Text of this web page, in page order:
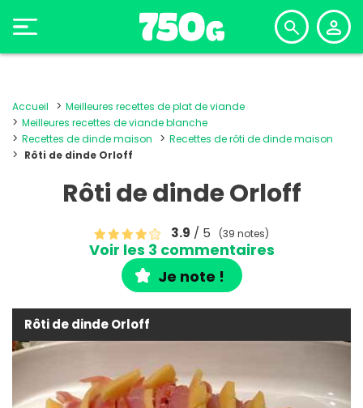
Accueil
Meilleures recettes de plat de viande
Meilleures recettes de viande blanche
Recettes de dinde maison
Recettes de rôti de dinde maison
Rôti de dinde Orloff
Rôti de dinde Orloff
3.9 / 5 (39 notes)
Voir les 3 commentaires
Je note !
Rôti de dinde Orloff